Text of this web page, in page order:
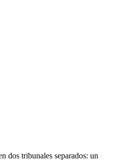
dos tribunales separados: un